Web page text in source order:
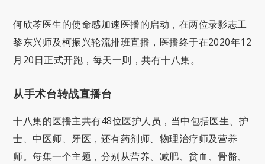
何欣芩医生的使命感加速医播的启动，在两位录影志工
黎东兴师及柯振兴轮流排班直播，医播终于在2020年12
月20日正式开跑，每天一则，共有十八集。
从手术台转战直播台
十八集的医播主共有48位医护人员，当中包括医生、护
士、中医师、牙医，还有药剂师、物理治疗师及营养
师。每集一个主题，分别从营养、减肥、贫血、骨骼、